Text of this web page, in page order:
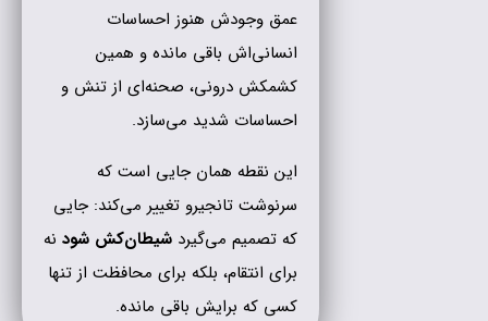
عمق وجودش هنوز احساسات
انسانی‌اش باقی مانده و همین
کشمکش درونی، صحنه‌ای از تنش و
احساسات شدید می‌سازد.
این نقطه همان جایی است که
سرنوشت تانجیرو تغییر می‌کند: جایی
که تصمیم می‌گیرد شیطان‌کش شود نه
برای انتقام، بلکه برای محافظت از تنها
کسی که برایش باقی مانده.